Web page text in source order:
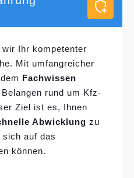
Ihr kompetenter
Mit umfangreicher
Fachwissen
rund um Kfz-
Ziel ist es, Ihnen
Abwicklung zu
auf das
können.